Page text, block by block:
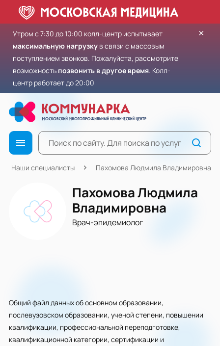
Утром с 7:30 до 10:00 колл-центр испытывает
максимальную нагрузку в связи с массовым
поступлением звонков. Пожалуйста, рассмотрите
возможность позвонить в другое время. Колл-
центр работает до 20:00
×
Наши специалисты Пахомова Людмила Владимировна
Пахомова Людмила
Владимировна
Врач-эпидемиолог
Общий файл данных об основном образовании,
послевузовском образовании, ученой степени, повышении
квалификации, профессиональной переподготовке,
квалификационной категории, сертификации и